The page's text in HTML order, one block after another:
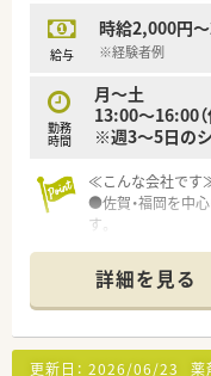
ど「ながら研修」
■外来がん専門薬
「専門科目研修」な
給与
時給2,000円
※経験者例
勤務
時間
月～土
13:00～16:00（
※週3～5日の
≪こんな会社です
●佐賀・福岡を中
す。
キルを高めるに
●有給消化率も高
詳細を見る
更新日： 2026/06/23 薬